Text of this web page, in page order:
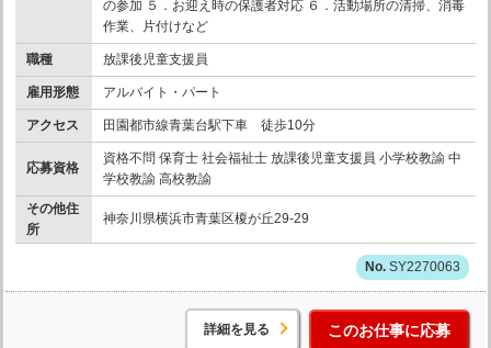
の参加 ５．お迎え時の保護者対応 ６．活動場所の清掃、消毒
作業、片付けなど
職種 放課後児童支援員
雇用形態 アルバイト・パート
アクセス 田園都市線青葉台駅下車 徒歩10分
応募資格
資格不問 保育士 社会福祉士 放課後児童支援員 小学校教諭 中
学校教諭 高校教諭
その他住
所
神奈川県横浜市青葉区榎が丘29-29
SY2270063
詳細を見る このお仕事に応募